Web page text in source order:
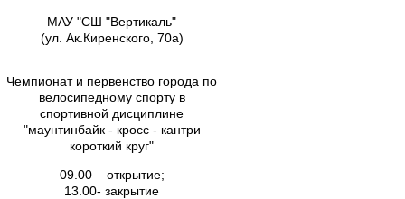
МАУ "СШ "Вертикаль"
(ул. Ак.Киренского, 70а)
Чемпионат и первенство города по
велосипедному спорту в
спортивной дисциплине
"маунтинбайк - кросс - кантри
короткий круг"
09.00 – открытие;
13.00- закрытие